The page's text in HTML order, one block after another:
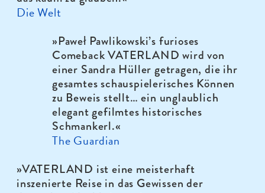
Die Welt
»Paweł Pawlikowski’s furioses
Comeback VATERLAND wird von
einer Sandra Hüller getragen, die ihr
gesamtes schauspielerisches Können
zu Beweis stellt… ein unglaublich
elegant gefilmtes historisches
Schmankerl.«
The Guardian
»VATERLAND ist eine meisterhaft
inszenierte Reise in das Gewissen der